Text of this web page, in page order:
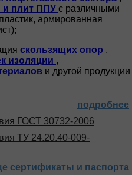
плит ППУ с различными
армированная
скользящих опор ,
изоляции ,
и другой продукции
подробнее
ГОСТ 30732-2006
ТУ 24.20.40-009-
сертификаты и паспорта